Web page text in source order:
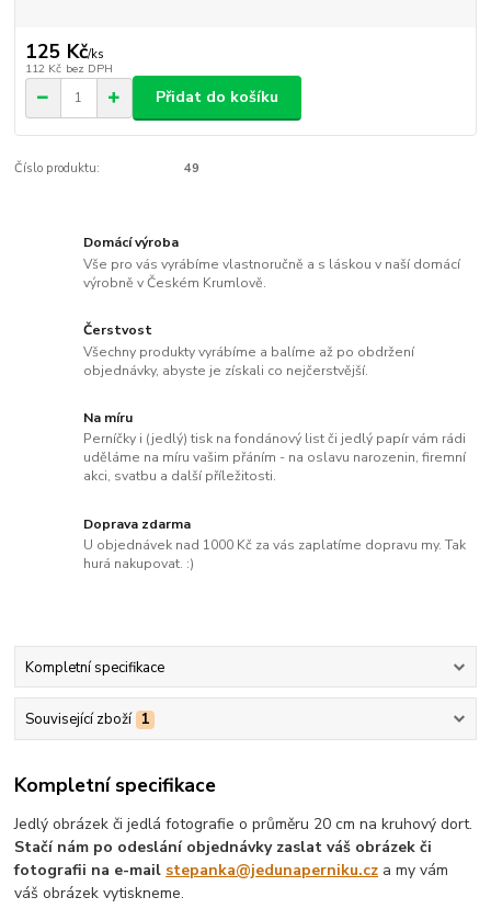
125 Kč/ks
112 Kč bez DPH
Přidat do košíku
Číslo produktu: 49
Domácí výroba
Vše pro vás vyrábíme vlastnoručně a s láskou v naší domácí
výrobně v Českém Krumlově.
Čerstvost
Všechny produkty vyrábíme a balíme až po obdržení
objednávky, abyste je získali co nejčerstvější.
Na míru
Perníčky i (jedlý) tisk na fondánový list či jedlý papír vám rádi
uděláme na míru vašim přáním - na oslavu narozenin, firemní
akci, svatbu a další příležitosti.
Doprava zdarma
U objednávek nad 1000 Kč za vás zaplatíme dopravu my. Tak
hurá nakupovat. :)
Kompletní specifikace
Související zboží 1
Kompletní specifikace
Jedlý obrázek či jedlá fotografie o průměru 20 cm na kruhový dort.
Stačí nám po odeslání objednávky zaslat váš obrázek či
fotografii na e-mail stepanka@jedunaperniku.cz a my vám
váš obrázek vytiskneme.